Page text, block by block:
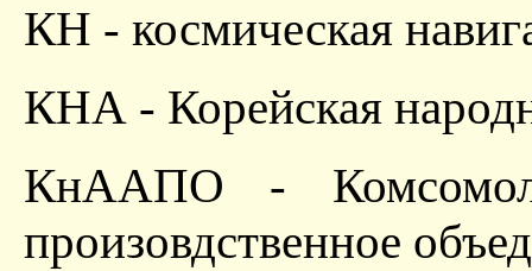
КН - космическая
КНА - Корейская
КнААПО -
произовдственное